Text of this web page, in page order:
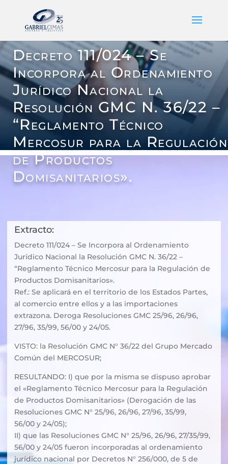
Decreto 111/024 – Se
Incorpora al Ordenamiento
Jurídico Nacional la
Resolución GMC N. 36/22 –
“Reglamento Técnico
Mercosur para la Regulación
de Productos
Domisanitarios».
Extracto:
Decreto 111/024 – Se Incorpora al Ordenamiento
Jurídico Nacional la Resolución GMC N. 36/22 –
“Reglamento Técnico Mercosur para la Regulación de
Productos Domisanitarios».
Ref.: Se aplicará en el territorio de los Estados Partes,
al comercio entre ellos y a las importaciones
extrazona. Deroga Resoluciones GMC 25/96, 26/96,
27/96, 35/99, 56/00 y 24/05.
VISTO: la Resolución GMC N° 36/22 del Grupo Mercado
Común del MERCOSUR;
RESULTANDO: I) que por la misma se dispuso aprobar
el «Reglamento Técnico Mercosur para la Regulación
de Productos Domisanitarios» (Derogación de las
Resoluciones GMC N° 25/96, 26/96, 27/96, 35/99,
56/00 y 24/05);
II) que las Resoluciones GMC N° 25/96, 26/96, 27/35/99,
56/00 y 24/05 fueron incorporadas al ordenamiento
jurídico nacional por Decretos N° 256/000, de 5 de